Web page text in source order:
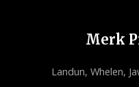
Merk
Landun, Whelen,